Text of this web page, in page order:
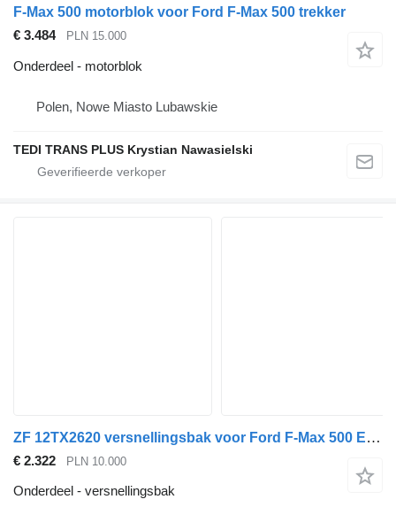
F-Max 500 motorblok voor Ford F-Max 500 trekker
€ 3.484
PLN 15.000
Onderdeel - motorblok
Polen, Nowe Miasto Lubawskie
TEDI TRANS PLUS Krystian Nawasielski
ZF 12TX2620 versnellingsbak voor Ford F-Max 500 Euro 6 trekker
€ 2.322 PLN 10.000
Onderdeel - versnellingsbak